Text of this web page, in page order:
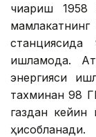
чиқариш
ишламоқда.
энергияси
тахминан 98
газдан кейин
ҳисобланади.